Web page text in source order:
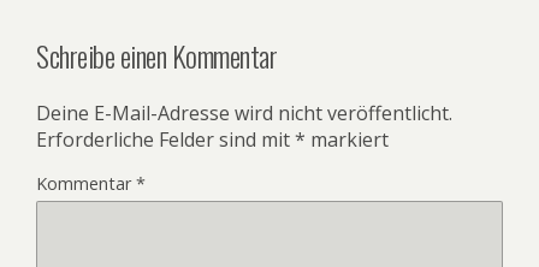
Schreibe einen Kommentar
Deine E-Mail-Adresse wird nicht veröffentlicht.
Erforderliche Felder sind mit* markiert
Kommentar*